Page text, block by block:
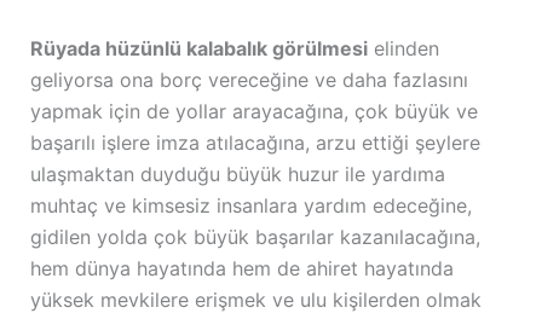
Rüyada hüzünlü kalabalık görülmesielinden
geliyorsa ona borç vereceğine ve daha fazlasını
yapmak için de yollar arayacağına, çok büyük ve
başarılı işlere imza atılacağına, arzu ettiği şeylere
ulaşmaktan duyduğu büyük huzur ile yardıma
muhtaç ve kimsesiz insanlara yardım edeceğine,
gidilen yolda çok büyük başarılar kazanılacağına,
hem dünya hayatında hem de ahiret hayatında
yüksek mevkilere erişmek ve ulu kişilerden olmak